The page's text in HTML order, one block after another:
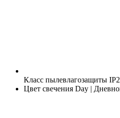
Класс пылевлагозащиты
Цвет свечения Day |